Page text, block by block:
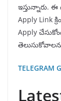
ఇస్తున్నారు.
Apply Link
Apply
TELEGRAM